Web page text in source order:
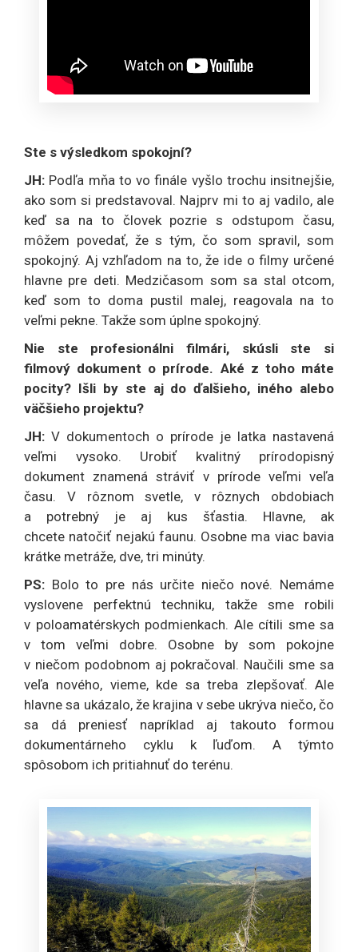
Ste s výsledkom spokojní?
JH: Podľa mňa to vo finále vyšlo trochu insitnejšie,
ako som si predstavoval. Najprv mi to aj vadilo, ale
keď sa na to človek pozrie s odstupom času,
môžem povedať, že s tým, čo som spravil, som
spokojný. Aj vzhľadom na to, že ide o filmy určené
hlavne pre deti. Medzičasom som sa stal otcom,
keď som to doma pustil malej, reagovala na to
veľmi pekne. Takže som úplne spokojný.
Nie ste profesionálni filmári, skúsli ste si
filmový dokument o prírode. Aké z toho máte
pocity? Išli by ste aj do ďalšieho, iného alebo
väčšieho projektu?
JH: V dokumentoch o prírode je latka nastavená
veľmi vysoko. Urobiť kvalitný prírodopisný
dokument znamená stráviť v prírode veľmi veľa
času. V rôznom svetle, v rôznych obdobiach
a potrebný je aj kus šťastia. Hlavne, ak
chcete natočiť nejakú faunu. Osobne ma viac bavia
krátke metráže, dve, tri minúty.
PS: Bolo to pre nás určite niečo nové. Nemáme
vyslovene perfektnú techniku, takže sme robili
v poloamatérskych podmienkach. Ale cítili sme sa
v tom veľmi dobre. Osobne by som pokojne
v niečom podobnom aj pokračoval. Naučili sme sa
veľa nového, vieme, kde sa treba zlepšovať. Ale
hlavne sa ukázalo, že krajina v sebe ukrýva niečo, čo
sa dá preniesť napríklad aj takouto formou
dokumentárneho cyklu k ľuďom. A týmto
spôsobom ich pritiahnuť do terénu.